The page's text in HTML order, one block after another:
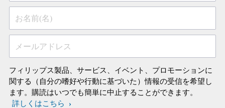
お名前(名)
メールアドレス
フィリップス製品、サービス、イベント、プロモーションに
関する（自分の嗜好や行動に基づいた）情報の受信を希望し
ます。購読はいつでも簡単に中止することができます。
詳しくはこちら